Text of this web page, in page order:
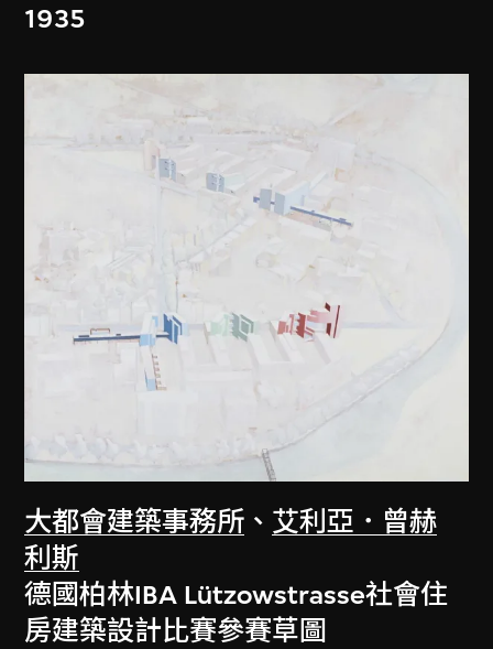
1935
大都會建築事務所 、 艾利亞．曾赫
利斯
德國柏林IBA Lützowstrasse社會住
房建築設計比賽參賽草圖